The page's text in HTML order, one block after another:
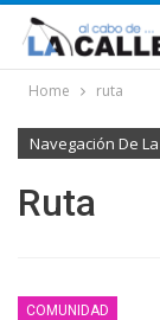
Home ruta
Navegación De
Ruta
COMUNIDAD